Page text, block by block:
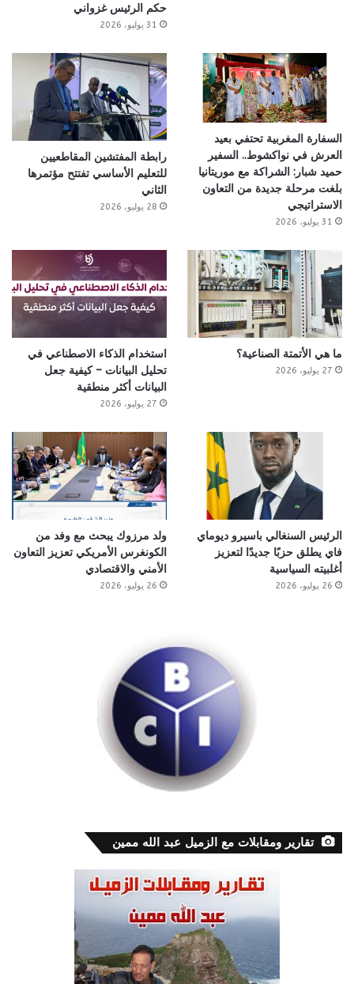
حكم الرئيس غزواني
31 يوليو، 2026
السفارة المغربية تحتفي بعيد
العرش في نواكشوط.. السفير
حميد شبار: الشراكة مع موريتانيا
بلغت مرحلة جديدة من التعاون
الاستراتيجي
31 يوليو، 2026
رابطة المفتشين المقاطعيين
للتعليم الأساسي تفتتح مؤتمرها
الثاني
28 يوليو، 2026
ما هي الأتمتة الصناعية؟
27 يوليو، 2026
استخدام الذكاء الاصطناعي في
تحليل البيانات – كيفية جعل
البيانات أكثر منطقية
27 يوليو، 2026
الرئيس السنغالي باسيرو ديوماي
فاي يطلق حزبًا جديدًا لتعزيز
أغلبيته السياسية
26 يوليو، 2026
ولد مرزوك يبحث مع وفد من
الكونغرس الأمريكي تعزيز التعاون
الأمني والاقتصادي
26 يوليو، 2026
تقارير ومقابلات مع الزميل عبد الله ممين